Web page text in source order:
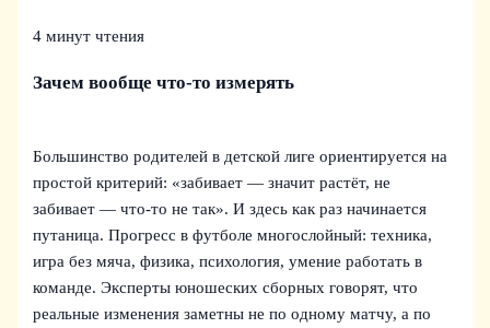
4 минут чтения
Зачем вообще что‑то измерять
Большинство родителей в детской лиге ориентируется на
простой критерий: «забивает — значит растёт, не
забивает — что‑то не так». И здесь как раз начинается
путаница. Прогресс в футболе многослойный: техника,
игра без мяча, физика, психология, умение работать в
команде. Эксперты юношеских сборных говорят, что
реальные изменения заметны не по одному матчу, а по